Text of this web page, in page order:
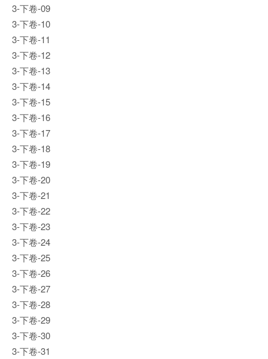
3-下卷-09
3-下卷-10
3-下卷-11
3-下卷-12
3-下卷-13
3-下卷-14
3-下卷-15
3-下卷-16
3-下卷-17
3-下卷-18
3-下卷-19
3-下卷-20
3-下卷-21
3-下卷-22
3-下卷-23
3-下卷-24
3-下卷-25
3-下卷-26
3-下卷-27
3-下卷-28
3-下卷-29
3-下卷-30
3-下卷-31